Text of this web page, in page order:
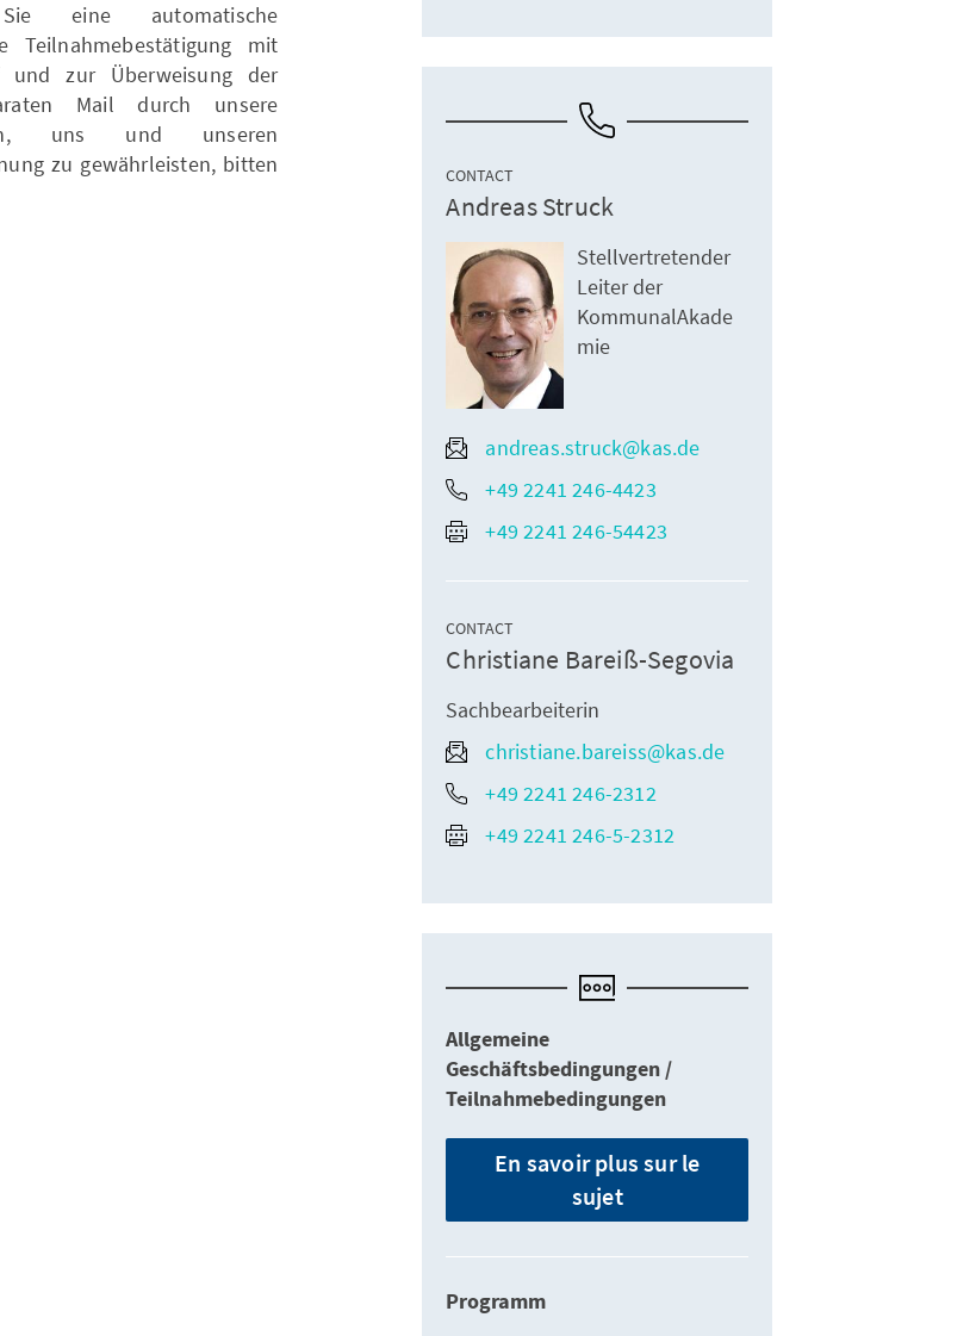
eine automatische
Teilnahmebestätigung mit
und zur Überweisung der
Mail durch unsere
uns und unseren
zu gewährleisten, bitten
CONTACT
Andreas Struck
Stellvertretender
Leiter der
KommunalAkade
mie
andreas.struck@kas.de
+49 2241 246-4423
+49 2241 246-54423
CONTACT
Christiane Bareiß-Segovia
Sachbearbeiterin
christiane.bareiss@kas.de
+49 2241 246-2312
+49 2241 246-5-2312
Allgemeine
Geschäftsbedingungen /
Teilnahmebedingungen
En savoir plus sur le
sujet
Programm